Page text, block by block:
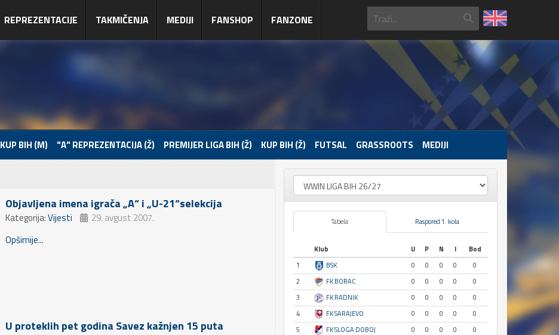
REPREZENTACIJE TAKMIČENJA MEDIJI FANSHOP FANZONE
KUP BIH (M) "A" REPREZENTACIJA (Ž) PREMIJER LIGA BIH (Ž) KUP BIH (Ž) FUTSAL GRASSROOTS MEDIJI
Objavljena imena igrača „A“ i „U-21“selekcija
Kategorija:Vijesti
29. avgust 2007.
Opširnije...
U proteklih pet godina Savez kažnjen 15 puta
Tabela Raspored 1. kola
Klub U P N I
Bod
1
BSK 0 0 0 0
0
2
FK BORAC 0 0 0 0
0
3
FK RADNIK 0 0 0 0
0
4
FK SARAJEVO 0 0 0 0
0
5
FK SLOGA DOBOJ 0 0 0 0
0